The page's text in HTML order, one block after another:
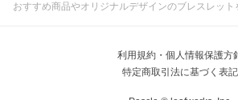
おすすめ商品やオリジナルデザインのブレスレット
利用規約・個人情報保護方
特定商取引法に基づく表記